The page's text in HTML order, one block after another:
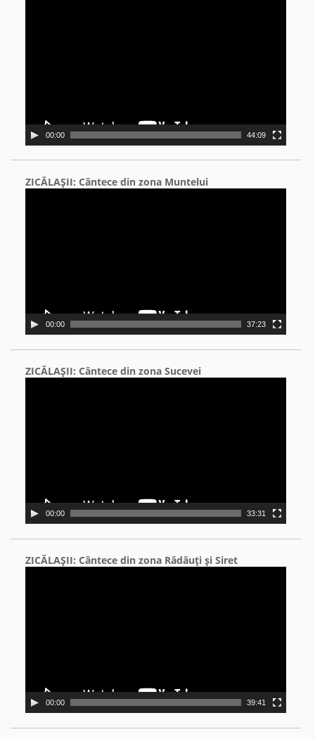
00:00 44:09
ZICĂLAŞII: Cântece din zona Muntelui
00:00 37:23
ZICĂLAŞII: Cântece din zona Sucevei
00:00 33:31
ZICĂLAŞII: Cântece din zona Rădăuţi şi Siret
00:00 39:41